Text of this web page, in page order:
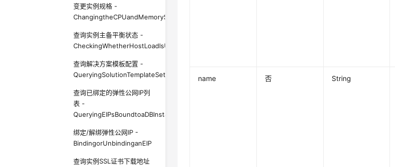
变更实例规格 -
ChangingtheCPUandMemorySpecificationsofanInstance
查询实例主备平衡状态 -
CheckingWhetherHostLoadIsUnbalancedDuetoaPrimary/StandbySwitchover
查询解决方案模板配置 -
QueryingSolutionTemplateSettings
查询已绑定的弹性公网IP列
表 -
QueryingEIPsBoundtoaDBInstance
绑定/解绑弹性公网IP -
BindingorUnbindinganEIP
查询实例SSL证书下载地址
name 否 String